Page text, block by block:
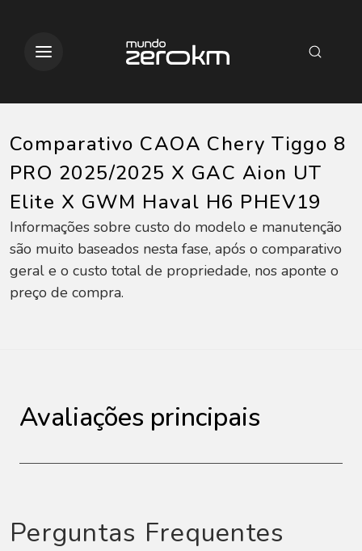
Comparativo CAOA Chery Tiggo 8
PRO 2025/2025 X GAC Aion UT
Elite X GWM Haval H6 PHEV19
Informações sobre custo do modelo e manutenção
são muito baseados nesta fase, após o comparativo
geral e o custo total de propriedade, nos aponte o
preço de compra.
Avaliações principais
Perguntas Frequentes